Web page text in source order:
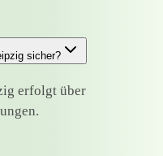
sicher?
erfolgt über